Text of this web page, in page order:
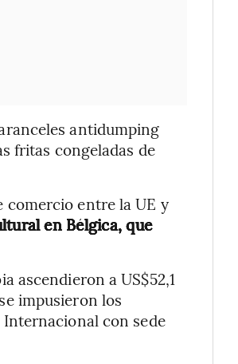
antidumping
fritas congeladas de
comercio entre la UE y
en Bélgica, que
ascendieron a US$52,1
impusieron los
con sede